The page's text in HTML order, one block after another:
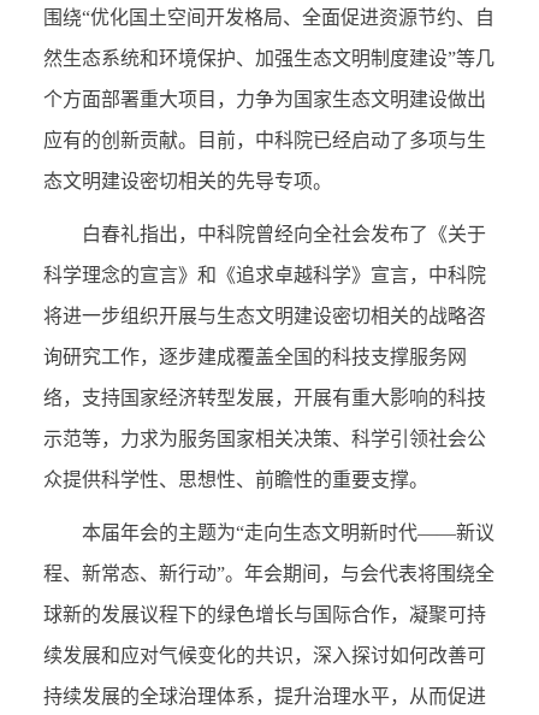
围绕“优化国土空间开发格局、全面促进资源节约、自
然生态系统和环境保护、加强生态文明制度建设”等几
个方面部署重大项目，力争为国家生态文明建设做出
应有的创新贡献。目前，中科院已经启动了多项与生
态文明建设密切相关的先导专项。
白春礼指出，中科院曾经向全社会发布了《关于
科学理念的宣言》和《追求卓越科学》宣言，中科院
将进一步组织开展与生态文明建设密切相关的战略咨
询研究工作，逐步建成覆盖全国的科技支撑服务网
络，支持国家经济转型发展，开展有重大影响的科技
示范等，力求为服务国家相关决策、科学引领社会公
众提供科学性、思想性、前瞻性的重要支撑。
本届年会的主题为“走向生态文明新时代——新议
程、新常态、新行动”。年会期间，与会代表将围绕全
球新的发展议程下的绿色增长与国际合作，凝聚可持
续发展和应对气候变化的共识，深入探讨如何改善可
持续发展的全球治理体系，提升治理水平，从而促进